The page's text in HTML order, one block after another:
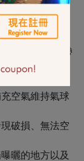
取貨，無法宅
式消氣。含緞帶
空氣維持氣球
破損、無法空
曬的地方以及